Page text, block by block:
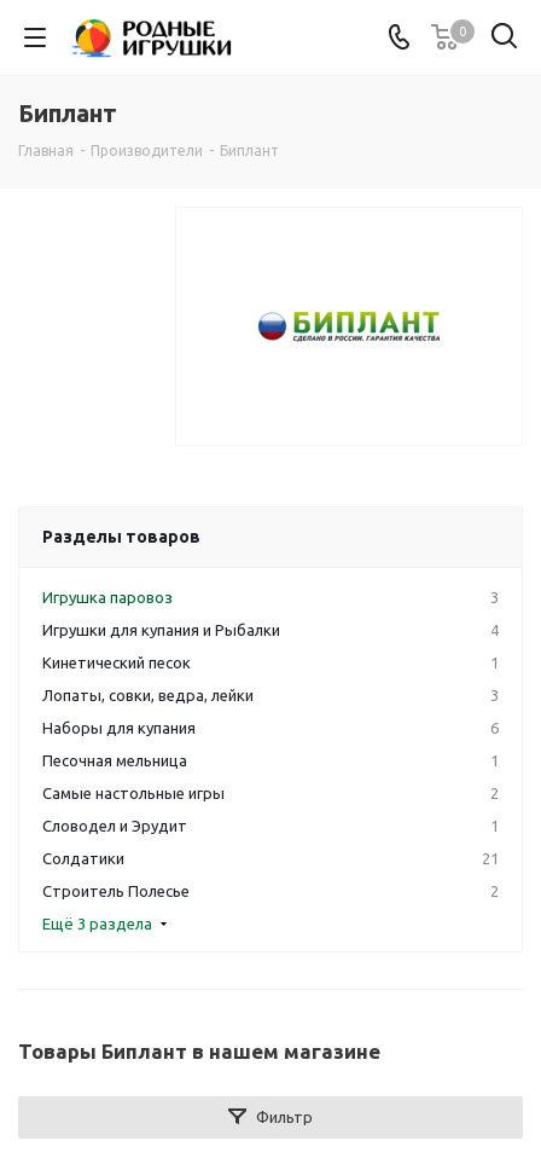
0
Биплант
Главная - Производители - Биплант
Разделы товаров
Игрушка паровоз
3
Игрушки для купания и Рыбалки
4
Кинетический песок
1
Лопаты, совки, ведра, лейки
3
Наборы для купания
6
Песочная мельница
1
Самые настольные игры
2
Словодел и Эрудит
1
Солдатики
21
Строитель Полесье
2
Ещё 3 раздела
Товары Биплант в нашем магазине
Фильтр